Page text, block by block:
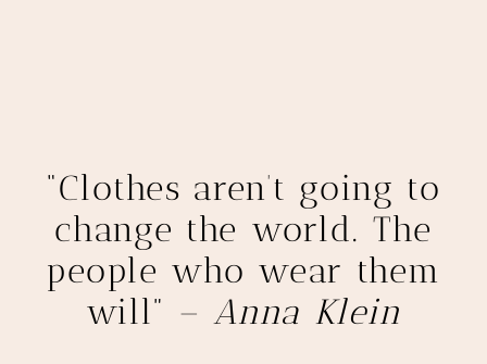
“Clothes aren’t going to
change the world. The
people who wear them
will” –Anna Klein